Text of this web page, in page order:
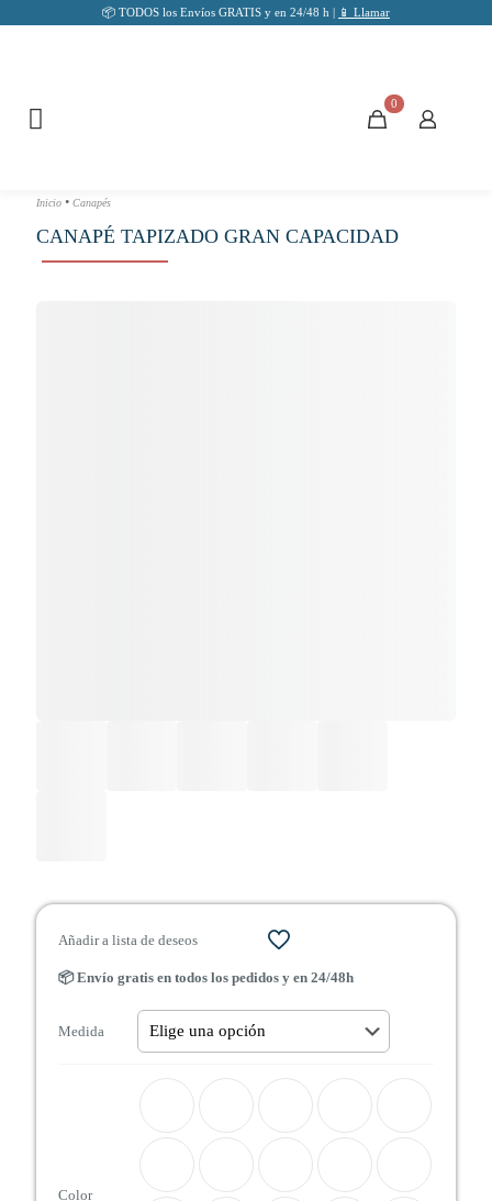
📦 TODOS los Envíos GRATIS y en 24/48 h | 📱 Llamar
0
Inicio • Canapés
CANAPÉ TAPIZADO GRAN CAPACIDAD
Añadir a lista de deseos
📦 Envío gratis en todos los pedidos y en 24/48h
Medida
Color